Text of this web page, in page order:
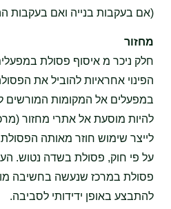
(אם בעקבות בנייה ואם בעקבות
מחזור
חלק ניכר מ איסוף פסולת
הפינוי אחראיות להוביל את
במפעלים אל המקומות המורשים
להיות מוסעת אל אתרי מחזור
לייצר שימוש חוזר מאותה
על פי חוק, פסולת בשדה נטוש.
פסולת במרכז שנעשה בחשיבה
להתבצע באופן ידידותי לסביבה.